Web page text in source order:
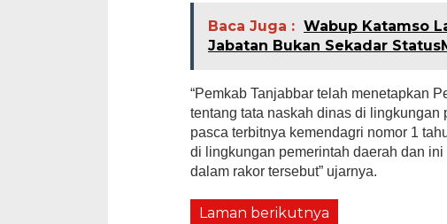
Baca Juga : Wabup Katamso
Jabatan Bukan Sekadar
“Pemkab Tanjabbar telah menetapkan
tentang tata naskah dinas di lingkungan
pasca terbitnya kemendagri nomor 1
di lingkungan pemerintah daerah dan
dalam rakor tersebut” ujarnya.
Laman berikutnya